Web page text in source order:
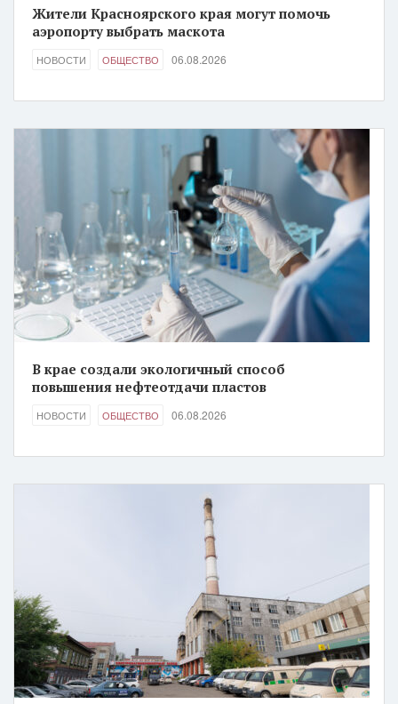
Жители Красноярского края могут помочь
аэропорту выбрать маскота
НОВОСТИ ОБЩЕСТВО 06.08.2026
В крае создали экологичный способ
повышения нефтеотдачи пластов
НОВОСТИ ОБЩЕСТВО 06.08.2026